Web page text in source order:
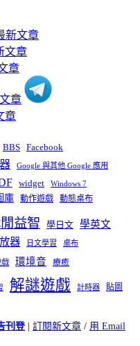
BBS Facebook
Google 與其他 Google 應用
widget Windows 7
庫 動作遊戲 動態桌布
益智 學日文 學英文
器 日文學習 桌布
戲 環境音 療癒
解謎遊戲 計時器
貼圖
刊登| 訂閱新文章 / 用 Email